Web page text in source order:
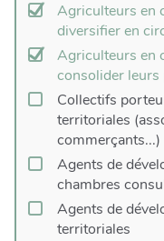
Agriculteurs en
diversifier en
Agriculteurs en
consolider leurs
Collectifs
territoriales
commerçants...)
Agents de
chambres
Agents de
territoriales